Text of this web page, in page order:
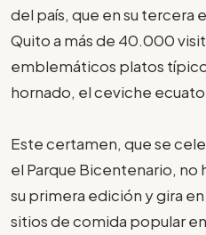
del país, que en su tercera
Quito a más de 40.000
emblemáticos platos
hornado, el ceviche
Este certamen, que se
el Parque Bicentenario,
su primera edición y gira
sitios de comida popular